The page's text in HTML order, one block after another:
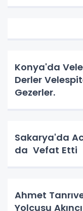
Konya'da
Derler
Gezerler.
Sakarya'da
da Vefat Etti
Ahmet
Yolcusu